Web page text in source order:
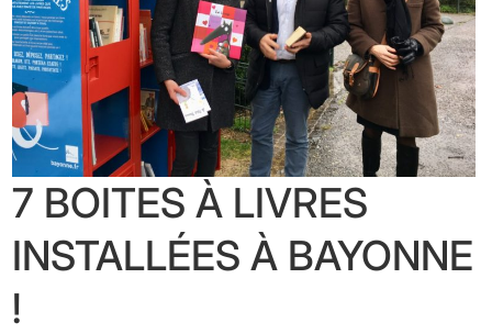
7 BOITES À LIVRES
INSTALLÉES À BAYONNE
!